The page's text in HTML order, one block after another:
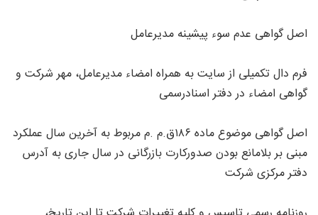
اصل گواهی عدم سوء پیشینه مدیرعامل
فرم دال تکمیلی از سایت به همراه امضاء مدیرعامل، مهر شرکت و
گواهی امضاء در دفتر اسنادرسمی
اصل گواهی موضوع ماده ۱۸۶ق.م .م مربوط به آخرین سال عملکرد
مبنی بر بلامانع بودن صدورکارت بازرگانی در سال جاری به آدرس
دفتر مرکزی شرکت